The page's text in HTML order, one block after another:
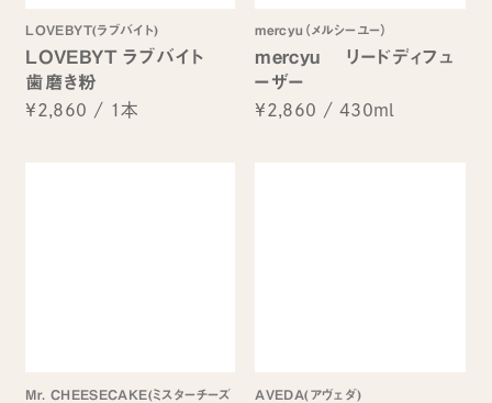
LOVEBYT(ラブバイト)
LOVEBYT ラブバイト
歯磨き粉
¥2,860 / 1本
mercyu（メルシーユー）
mercyu リードディフュ
ーザー
¥2,860 / 430ml
Mr. CHEESECAKE(ミスターチーズ
AVEDA(アヴェダ)